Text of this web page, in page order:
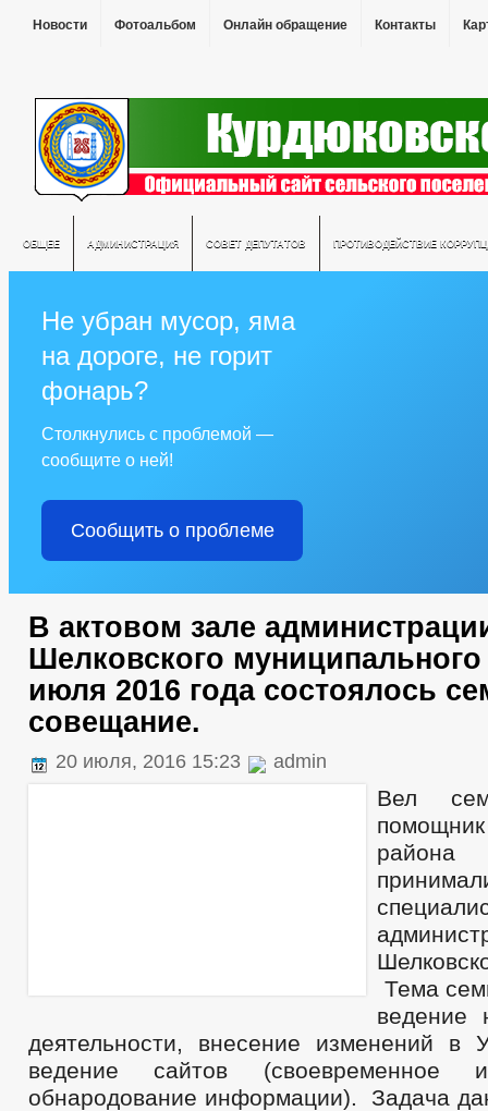
Новости Фотоальбом Онлайн обращение Контакты
ОБЩЕЕ АДМИНИСТРАЦИЯ СОВЕТ ДЕПУТАТОВ ПРОТИВОДЕЙСТВИЕ
Не убран мусор, яма
на дороге, не горит
фонарь?
Столкнулись с проблемой —
сообщите о ней!
Сообщить о проблеме
В актовом зале
Шелковского
июля 2016 года состоялось
совещание.
20 июля, 2016 15:23 admin
Вел
Тема
ведение
деятельности, внесение изменений в
ведение сайтов (своевременное и
обнародование информации). Задача